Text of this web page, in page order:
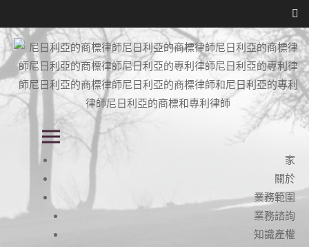
到
內
容
尼日利亞商標律師事務所, 尼日利亞的
專利律師事務所, 尼日利亞的知識產權
尼日利亞商標律師事務所, 尼日利亞的專利律師事務所, 知識產權律師事務所
在尼日利亞, 尼日利亞的知識產權律師事務所
主菜單
家
關於
業務範圍
業務諮詢
知識產權